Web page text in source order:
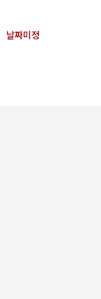
날짜미정